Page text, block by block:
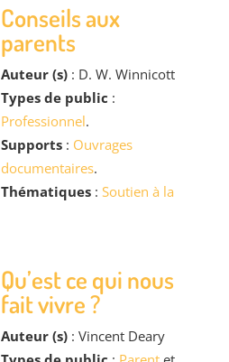
Conseils aux
parents
Auteur (s): D. W. Winnicott
Types de public :
Professionnel.
Supports: Ouvrages
documentaires.
Thématiques: Soutien à la
Qu’est ce qui nous
fait vivre ?
Auteur (s): Vincent Deary